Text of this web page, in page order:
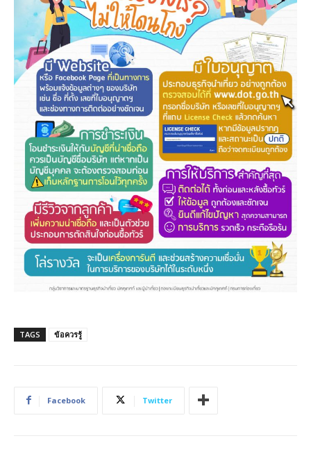
TAGS ข้อควรรู้
Facebook Twitter